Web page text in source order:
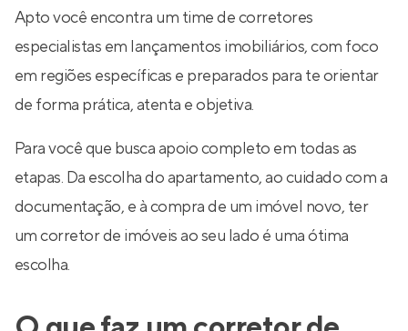
Apto você encontra um time de corretores
especialistas em lançamentos imobiliários, com foco
em regiões específicas e preparados para te orientar
de forma prática, atenta e objetiva.
Para você que busca apoio completo em todas as
etapas. Da escolha do apartamento, ao cuidado com a
documentação, e à compra de um imóvel novo, ter
um corretor de imóveis ao seu lado é uma ótima
escolha.